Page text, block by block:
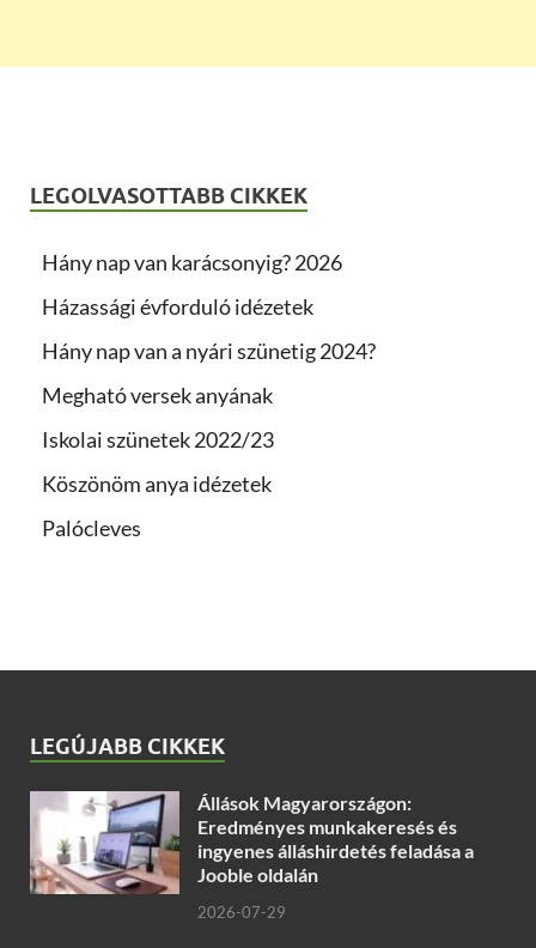
LEGOLVASOTTABB CIKKEK
Hány nap van karácsonyig? 2026
Házassági évforduló idézetek
Hány nap van a nyári szünetig 2024?
Megható versek anyának
Iskolai szünetek 2022/23
Köszönöm anya idézetek
Palócleves
LEGÚJABB CIKKEK
Állások Magyarországon:
Eredményes munkakeresés és
ingyenes álláshirdetés feladása a
Jooble oldalán
2026-07-29